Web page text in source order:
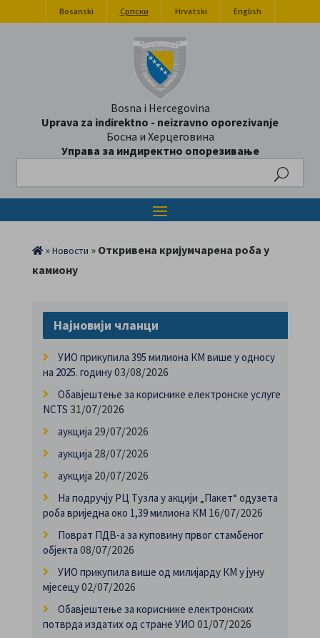
Bosanski Српски Hrvatski English
Bosna i Hercegovina
Uprava za indirektno - neizravno oporezivanje
Босна и Херцеговина
Управа за индиректно опорезивање
»Новости » Откривена кријумчарена роба у
камиону
Најновији чланци
УИО прикупила 395 милиона КМ више у односу
на 2025. годину03/08/2026
Обавјештење за кориснике електронске услуге
NCTS 31/07/2026
аукција 29/07/2026
аукција 28/07/2026
аукција 20/07/2026
На подручју РЦ Тузла у акцији „Пакет“ одузета
роба вриједна око 1,39 милиона КМ 16/07/2026
Поврат ПДВ-а за куповину првог стамбеног
објекта 08/07/2026
УИО прикупила више од милијарду КМ у јуну
мјесецу02/07/2026
Обавјештење за кориснике електронских
потврда издатих од стране УИО 01/07/2026